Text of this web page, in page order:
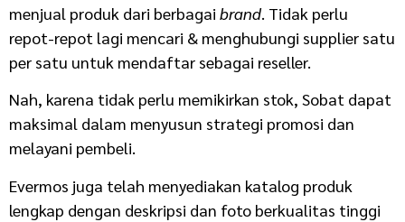
menjual produk dari berbagai brand. Tidak perlu
repot-repot lagi mencari & menghubungi supplier satu
per satu untuk mendaftar sebagai reseller.
Nah, karena tidak perlu memikirkan stok, Sobat dapat
maksimal dalam menyusun strategi promosi dan
melayani pembeli.
Evermos juga telah menyediakan katalog produk
lengkap dengan deskripsi dan foto berkualitas tinggi